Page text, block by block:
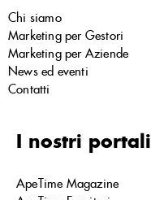
Chi siamo
Marketing per Gestori
Marketing per Aziende
News ed eventi
Contatti
I nostri portali
ApeTime Magazine